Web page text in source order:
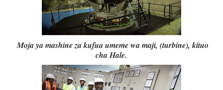
Moja ya mashine za kufua umeme wa maji, (turbine), kituo
cha Hale.